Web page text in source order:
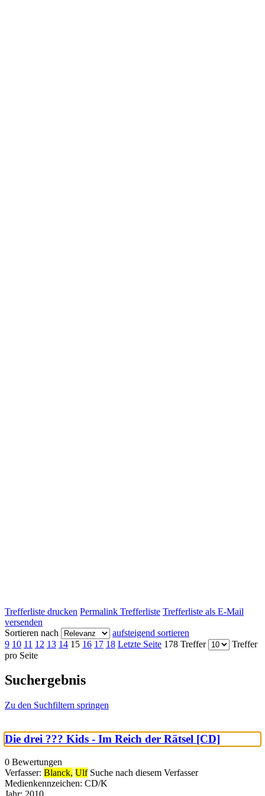
Trefferliste drucken Permalink Trefferliste Trefferliste als E-Mail
versenden
Sortieren nach
aufsteigend sortieren
9 10 11 12 13 14 15 16 17 18 Letzte Seite 178 Treffer
Treffer
pro Seite
Suchergebnis
Zu den Suchfiltern springen
Die drei ??? Kids - Im Reich der Rätsel [CD]
0 Bewertungen
Verfasser: Blanck, Ulf Suche nach diesem Verfasser
Medienkennzeichen: CD/K
Jahr: 2010